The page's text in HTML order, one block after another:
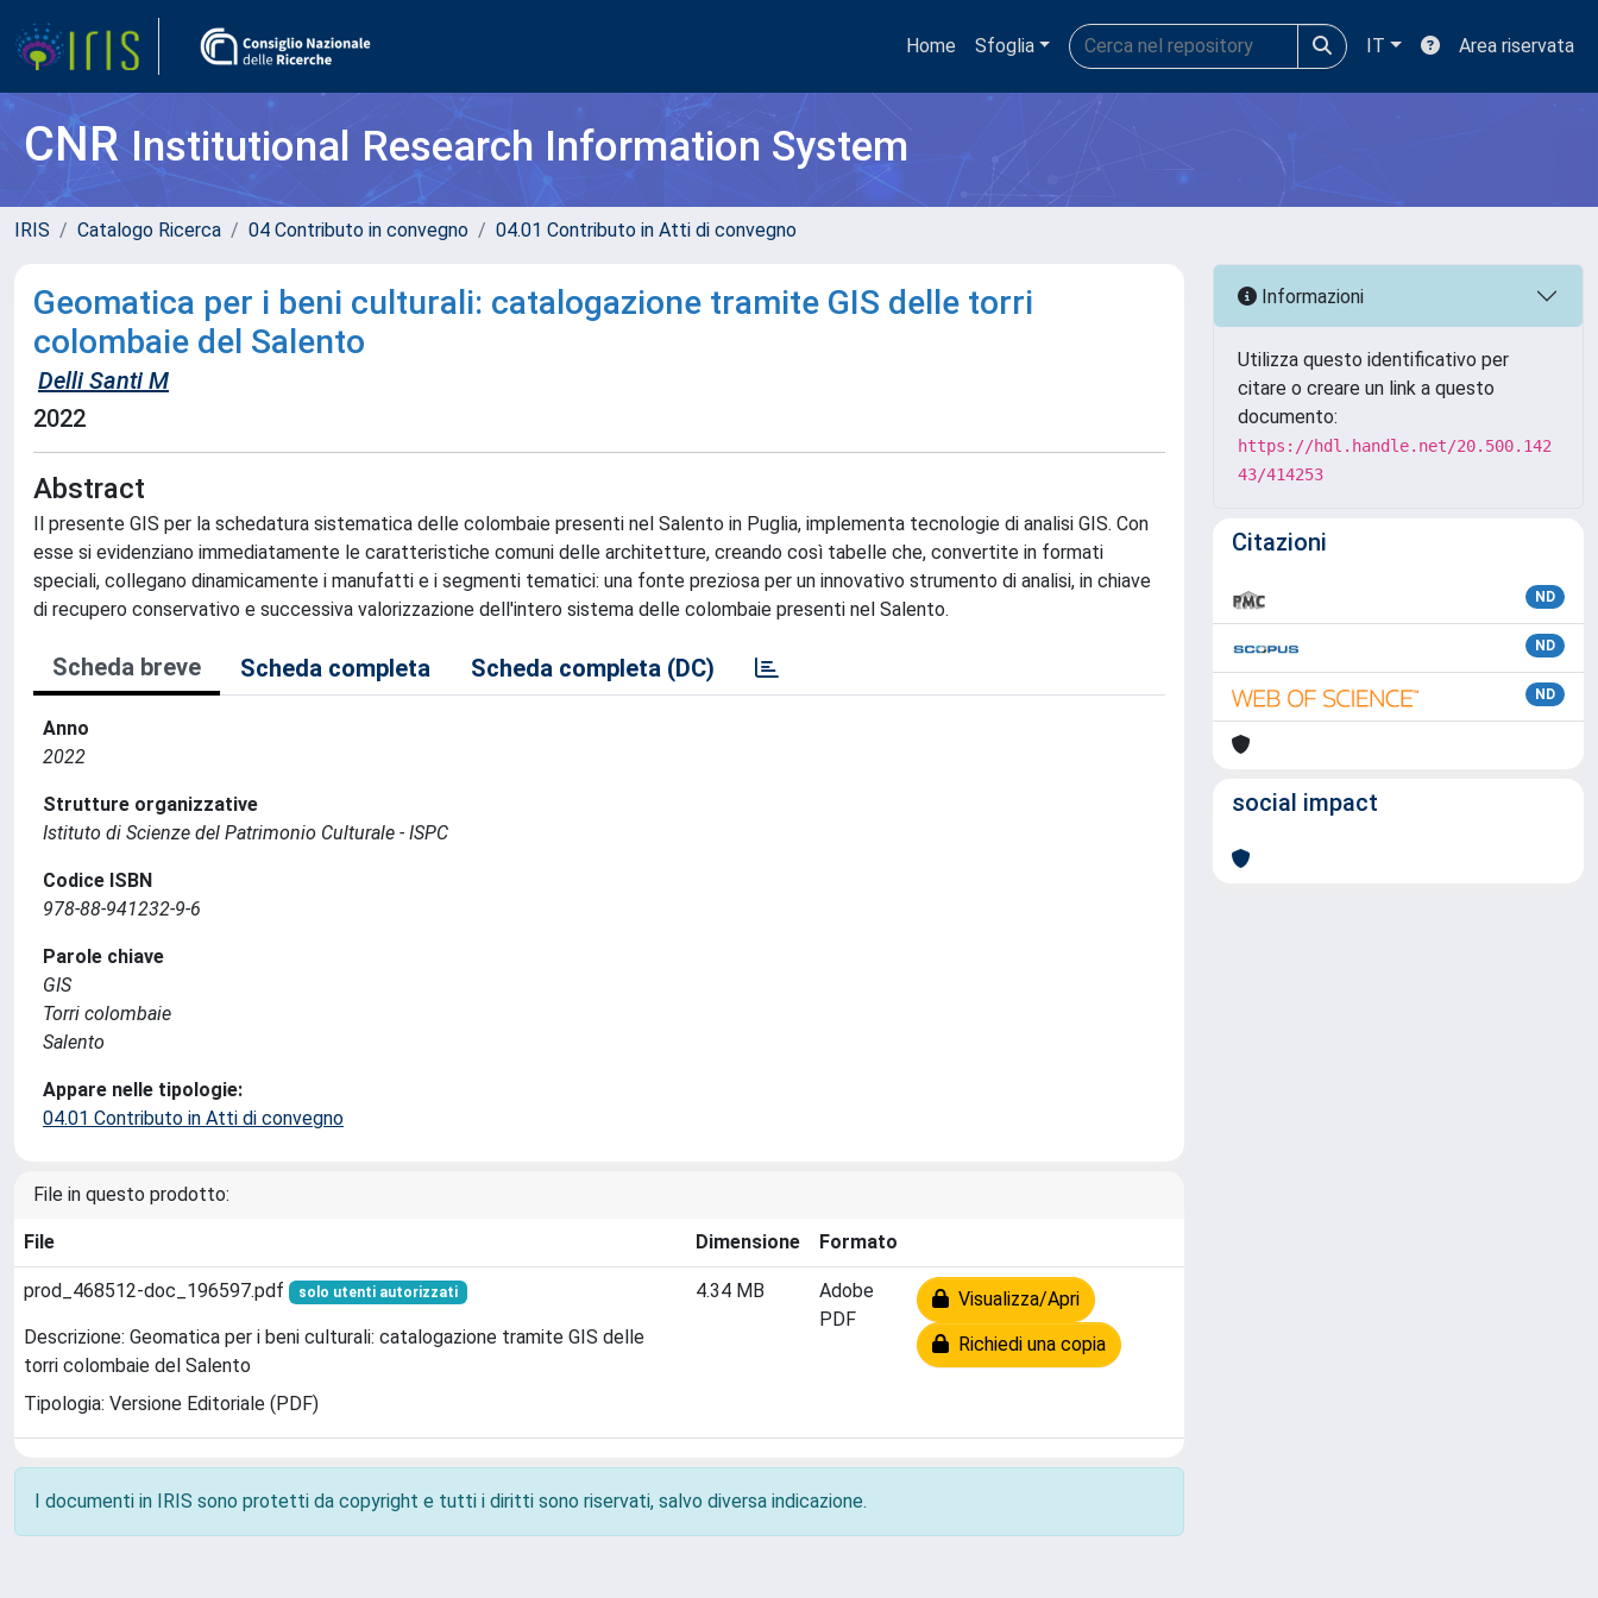
Home Sfoglia IT Area riservata
CNRInstitutional Research Information System
IRIS Catalogo Ricerca 04 Contributo in convegno 04.01 Contributo in Atti di convegno
Geomatica per i beni culturali: catalogazione tramite GIS delle torri
colombaie del Salento
Delli Santi M
2022
Abstract
Il presente GIS per la schedatura sistematica delle colombaie presenti nel Salento in Puglia, implementa tecnologie di analisi GIS. Con
esse si evidenziano immediatamente le caratteristiche comuni delle architetture, creando così tabelle che, convertite in formati
speciali, collegano dinamicamente i manufatti e i segmenti tematici: una fonte preziosa per un innovativo strumento di analisi, in chiave
di recupero conservativo e successiva valorizzazione dell'intero sistema delle colombaie presenti nel Salento.
Scheda breve Scheda completa Scheda completa (DC)
Anno
2022
Strutture organizzative
Istituto di Scienze del Patrimonio Culturale - ISPC
Codice ISBN
978-88-941232-9-6
Parole chiave
GIS
Torri colombaie
Salento
Appare nelle tipologie:
04.01 Contributo in Atti di convegno
File in questo prodotto:
File Dimensione Formato
prod_468512-doc_196597.pdf solo utenti autorizzati
Descrizione: Geomatica per i beni culturali: catalogazione tramite GIS delle
torri colombaie del Salento
Tipologia: Versione Editoriale (PDF)
4.34 MB
Adobe
PDF
Visualizza/Apri
Richiedi una copia
I documenti in IRIS sono protetti da copyright e tutti i diritti sono riservati, salvo diversa indicazione.
Informazioni
Utilizza questo identificativo per
citare o creare un link a questo
documento:
https://hdl.handle.net/20.500.142
43/414253
Citazioni
ND
ND
ND
social impact